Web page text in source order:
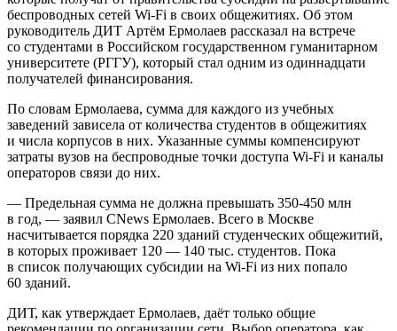
беспроводных сетей Wi-Fi в своих общежитиях. Об этом
руководитель ДИТ Артём Ермолаев рассказал на встрече
со студентами в Российском государственном гуманитарном
университете (РГГУ), который стал одним из одиннадцати
получателей финансирования.
По словам Ермолаева, сумма для каждого из учебных
заведений зависела от количества студентов в общежитиях
и числа корпусов в них. Указанные суммы компенсируют
затраты вузов на беспроводные точки доступа Wi-Fi и каналы
операторов связи до них.
— Предельная сумма не должна превышать 350-450 млн
в год, — заявил CNews Ермолаев. Всего в Москве
насчитывается порядка 220 зданий студенческих общежитий,
в которых проживает 120 — 140 тыс. студентов. Пока
в список получающих субсидии на Wi-Fi из них попало
60 зданий.
ДИТ, как утверждает Ермолаев, даёт только общие